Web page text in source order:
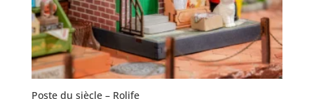
Poste du siècle – Rolife